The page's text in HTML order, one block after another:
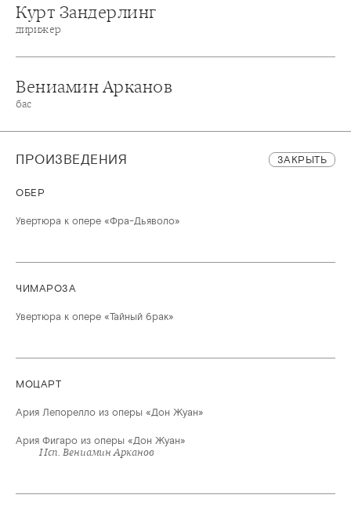
Курт Зандерлинг
дирижер
Вениамин Арканов
бас
ПРОИЗВЕДЕНИЯ ЗАКРЫТЬ
ОБЕР
Увертюра к опере «Фра-Дьяволо»
ЧИМАРОЗА
Увертюра к опере «Тайный брак»
МОЦАРТ
Ария Лепорелло из оперы «Дон Жуан»
Ария Фигаро из оперы «Дон Жуан»
Исп. Вениамин Арканов